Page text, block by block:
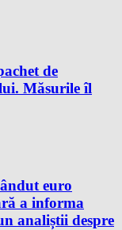
de
Măsurile îl
euro
a informa
analiștii despre